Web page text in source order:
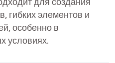
гибких элементов и
особенно в
условиях.